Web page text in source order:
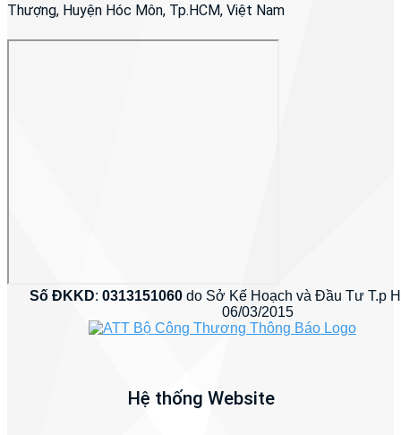
Thượng, Huyện Hóc Môn, Tp.HCM, Việt Nam
Số ĐKKD:0313151060 do Sở Kế Hoạch và Đầu Tư T.p
06/03/2015
Hệ thống Website